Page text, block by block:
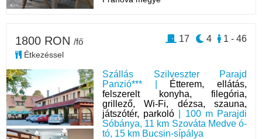
Szállás Szilveszter Parajd
Panzió*** | Étterem, ellátás,
felszerelt konyha, filegória,
grillező, Wi-Fi, dézsa, szauna,
játszótér, parkoló | 100 m Parajdi
Sóbánya, 11 km Szováta Medve ó-
tó, 15 km Bucsin-sípálya
1800 RON /fő
Étkezéssel
1 - 46
4
17